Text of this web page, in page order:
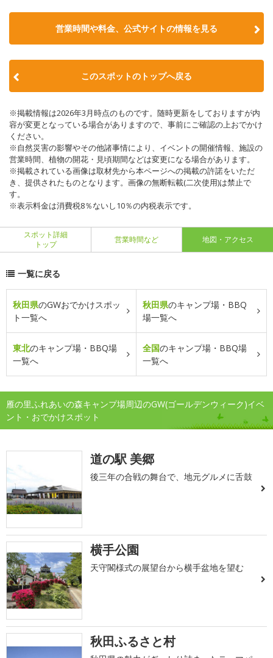
営業時間や料金、公式サイトの情報を見る
このスポットのトップへ戻る
※掲載情報は2026年3月時点のものです。随時更新をしておりますが内
容が変更となっている場合がありますので、事前にご確認の上おでかけ
ください。
※自然災害の影響やその他諸事情により、イベントの開催情報、施設の
営業時間、植物の開花・見頃期間などは変更になる場合があります。
※掲載されている画像は取材先から本ページへの掲載の許諾をいただ
き、提供されたものとなります。画像の無断転載(二次使用)は禁止で
す。
※表示料金は消費税8％ないし10％の内税表示です。
スポット詳細
トップ
営業時間など 地図・アクセス
一覧に戻る
秋田県のGWおでかけスポッ
ト一覧へ
秋田県のキャンプ場・BBQ
場一覧へ
東北のキャンプ場・BBQ場
一覧へ
全国のキャンプ場・BBQ場
一覧へ
雁の里ふれあいの森キャンプ場周辺のGW(ゴールデンウィーク)イベ
ント・おでかけスポット
道の駅 美郷
後三年の合戦の舞台で、地元グルメに舌鼓
横手公園
天守閣様式の展望台から横手盆地を望む
秋田ふるさと村